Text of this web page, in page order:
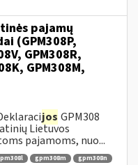
pajamų
(GPM308P,
GPM308R,
GPM308M,
jos GPM308
Lietuvos
pajamoms, nuo...
gpm308m
gpm308n